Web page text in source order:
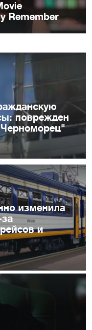
поврежден
изменила
и